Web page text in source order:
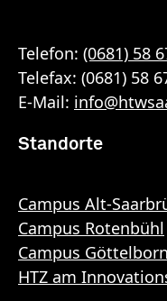
Telefon: (0681) 58
Telefax: (0681) 58
E-Mail: info@
Standorte
Campus Alt-
Campus Rotenbühl
Campus Göttelborn
HTZ am